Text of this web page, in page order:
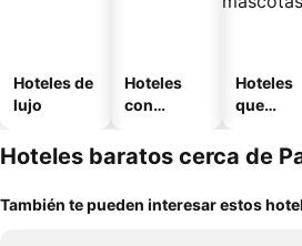
Hoteles de
lujo
Hoteles
con
Hoteles
que
Hoteles baratos cerca de
También te pueden interesar estos